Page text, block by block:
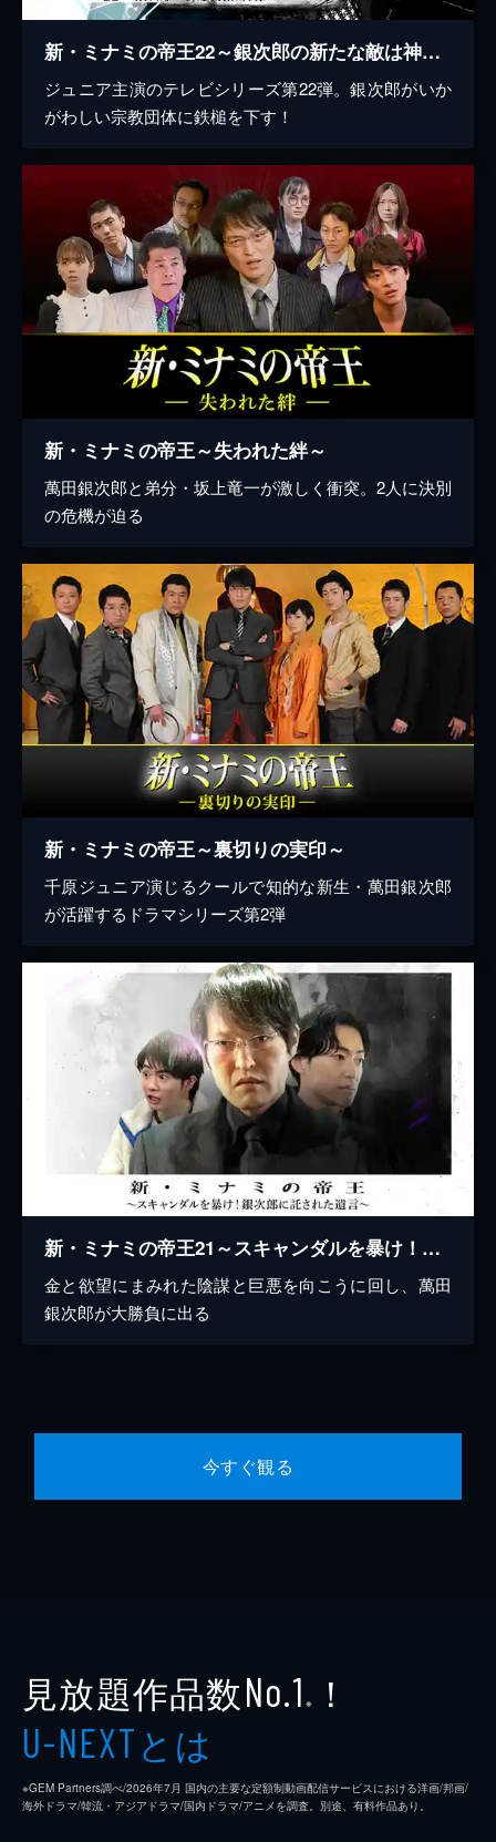
新・ミナミの帝王22～銀次郎の新たな敵は神様！？～
ジュニア主演のテレビシリーズ第22弾。銀次郎がいか
がわしい宗教団体に鉄槌を下す！
新・ミナミの帝王～失われた絆～
萬田銀次郎と弟分・坂上竜一が激しく衝突。2人に決別
の危機が迫る
新・ミナミの帝王～裏切りの実印～
千原ジュニア演じるクールで知的な新生・萬田銀次郎
が活躍するドラマシリーズ第2弾
新・ミナミの帝王21～スキャンダルを暴け！銀次郎に託された遺言～
金と欲望にまみれた陰謀と巨悪を向こうに回し、萬田
銀次郎が大勝負に出る
今すぐ観る
見放題作品数No.1 ※ ！
U-NEXTとは
※GEM Partners調べ/2026年7⽉ 国内の主要な定額制動画配信サービスにおける洋画/邦画/
海外ドラマ/韓流・アジアドラマ/国内ドラマ/アニメを調査。別途、有料作品あり。